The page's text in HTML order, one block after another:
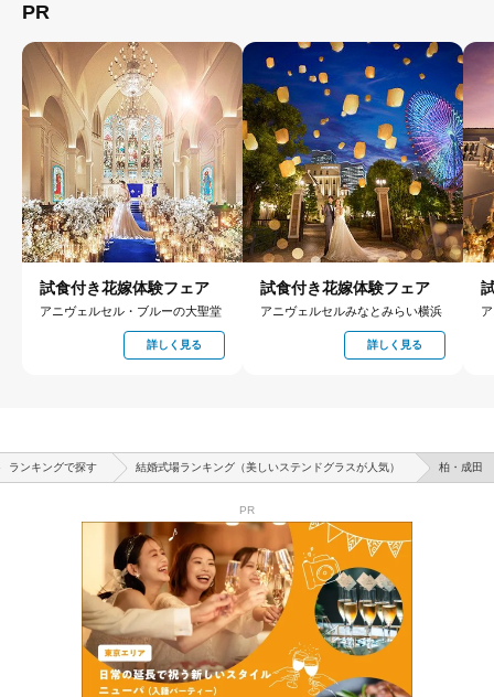
PR
試食付き花嫁体験フェア
アニヴェルセル・ブルーの大聖堂
詳しく見る
試食付き花嫁体験フェア
アニヴェルセルみなとみらい横浜
詳しく見る
ランキングで探す 結婚式場ランキング（美しいステンドグラスが人気） 柏・成田
PR